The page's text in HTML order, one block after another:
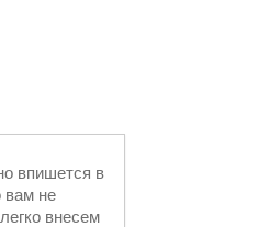
впишется в
вам не
внесем